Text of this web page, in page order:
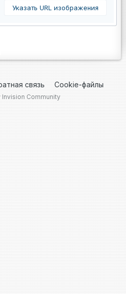
Указать URL изображения
связь Cookie-файлы
Community